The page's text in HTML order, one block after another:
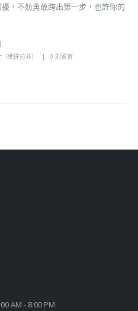
，不妨勇敢跨出第一步，也許你的
他達拉非） 0 則留言
AM - 8:00 PM